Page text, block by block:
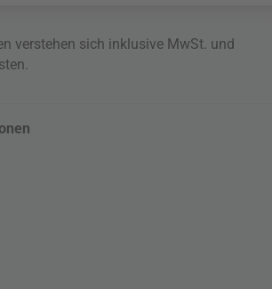
verstehen sich inklusive MwSt. und
.